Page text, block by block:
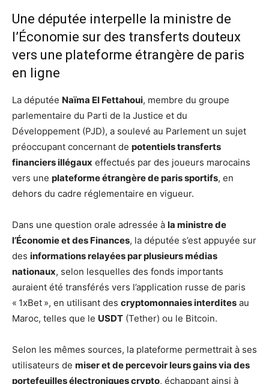
Une députée interpelle la ministre de
l’Économie sur des transferts douteux
vers une plateforme étrangère de paris
en ligne
La députée Naïma El Fettahoui, membre du groupe
parlementaire du Parti de la Justice et du
Développement (PJD), a soulevé au Parlement un sujet
préoccupant concernant de potentiels transferts
financiers illégaux effectués par des joueurs marocains
vers une plateforme étrangère de paris sportifs, en
dehors du cadre réglementaire en vigueur.
Dans une question orale adressée à la ministre de
l’Économie et des Finances, la députée s’est appuyée sur
des informations relayées par plusieurs médias
nationaux, selon lesquelles des fonds importants
auraient été transférés vers l’application russe de paris
« 1xBet », en utilisant des cryptomonnaies interdites au
Maroc, telles que le USDT (Tether) ou le Bitcoin.
Selon les mêmes sources, la plateforme permettrait à ses
utilisateurs de miser et de percevoir leurs gains via des
portefeuilles électroniques crypto, échappant ainsi à